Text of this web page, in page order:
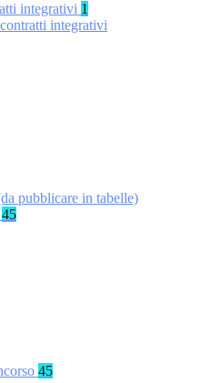
integrativi 1
integrativi
pubblicare in tabelle)
45
45